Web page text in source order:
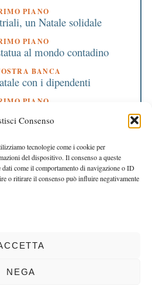
Consenso
tecnologie come i cookie per
del dispositivo. Il consenso a queste
dati come il comportamento di navigazione o ID
o ritirare il consenso può influire negativamente
NEGA
PIANO
un Natale solidale
PIANO
al mondo contadino
BANCA
con i dipendenti
PIANO
rotonda degli artigiani
per un anno da
PRESIDENTE
della nostra Bcc
|PRIVACY
DI BUSTO GAROLFO E BUGUGGIATE